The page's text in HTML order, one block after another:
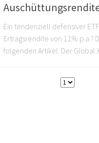
Ein tendenziell defensiver
Ertragsrendite von 11% p.a.?
folgenden Artikel. Der Global